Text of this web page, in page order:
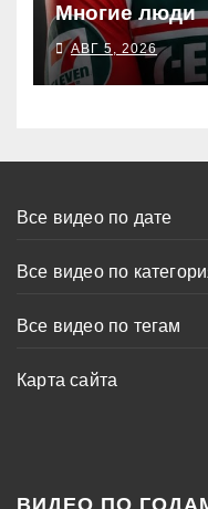
Многие люди
АВГ 5, 2026
Все видео по дате
Все видео по
Все видео по тегам
Карта сайта